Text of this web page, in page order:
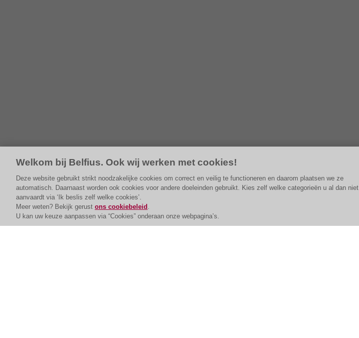
Welkom bij Belfius. Ook wij werken met cookies!
Deze website gebruikt strikt noodzakelijke cookies om correct en veilig te functioneren en daarom plaatsen we ze
automatisch. Daarnaast worden ook cookies voor andere doeleinden gebruikt. Kies zelf welke categorieën u al dan niet
aanvaardt via ‘Ik beslis zelf welke cookies’.
Meer weten? Bekijk gerust ons cookiebeleid .
U kan uw keuze aanpassen via “Cookies” onderaan onze webpagina’s.